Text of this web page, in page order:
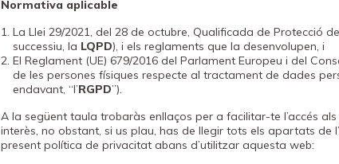
Normativa aplicable
La Llei 29/2021, del 28 de octubre, Qualificada de Protecció
successiu, la LQPD), i els reglaments que la desenvolupen, i
El Reglament (UE) 679/2016 del Parlament Europeu i del
de les persones físiques respecte al tractament de dades
endavant, “l’RGPD”).
A la següent taula trobaràs enllaços per a facilitar-te l’accés
interès, no obstant, si us plau, has de llegir tots els apartats de
present política de privacitat abans d’utilitzar aquesta web: